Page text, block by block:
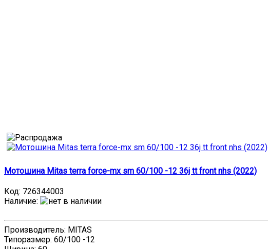
Мотошина Mitas terra force-mx sm 60/100 -12 36j tt front nhs (2022)
Код: 726344003
Наличие:
Производитель: MITAS
Типоразмер: 60/100 -12